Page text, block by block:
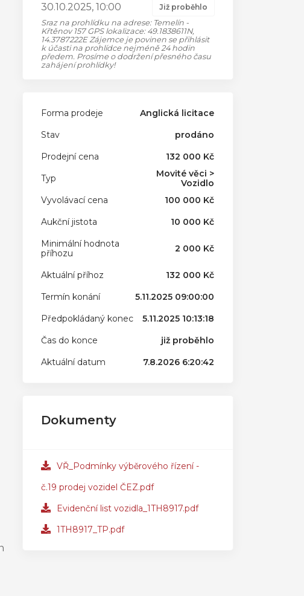
30.10.2025, 10:00
Již proběhlo
Sraz na prohlídku na adrese: Temelín -
Křtěnov 157 GPS lokalizace: 49.1838611N,
14.3787222E Zájemce je povinen se přihlásit
k účasti na prohlídce nejméně 24 hodin
předem. Prosíme o dodržení přesného času
zahájení prohlídky!
Forma prodeje
Anglická licitace
Stav
prodáno
Prodejní cena
132 000 Kč
Typ
Movité věci >
Vozidlo
Vyvolávací cena
100 000 Kč
Aukční jistota
10 000 Kč
Minimální hodnota
příhozu
2 000 Kč
Aktuální příhoz
132 000 Kč
Termín konání
5.11.2025 09:00:00
Předpokládaný konec
5.11.2025 10:13:18
Čas do konce
již proběhlo
Aktuální datum
7.8.2026 6:20:42
Dokumenty
VŘ_Podmínky výběrového řízení -
č.19 prodej vozidel ČEZ.pdf
Evidenční list vozidla_1TH8917.pdf
1TH8917_TP.pdf